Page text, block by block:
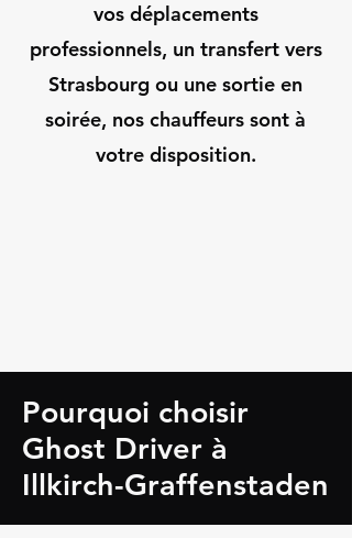
vos déplacements
professionnels, un transfert vers
Strasbourg ou une sortie en
soirée, nos chauffeurs sont à
votre disposition.
Pourquoi choisir
Ghost Driver à
Illkirch-Graffenstaden